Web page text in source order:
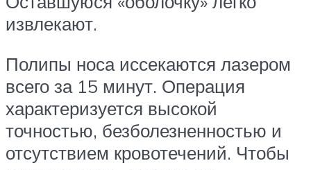
извлекают.
Полипы носа иссекаются лазером
всего за 15 минут. Операция
характеризуется высокой
точностью, безболезненностью и
отсутствием кровотечений. Чтобы